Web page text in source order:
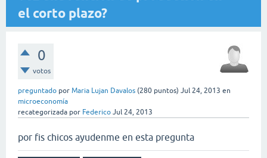
el corto plazo?
0
votos
preguntado por Maria Lujan Davalos (280 puntos) Jul 24, 2013 en
microeconomía
recategorizada por Federico Jul 24, 2013
por fis chicos ayudenme en esta pregunta